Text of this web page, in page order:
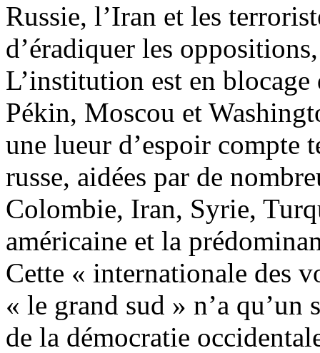
Russie, l’Iran et les
d’éradiquer les
L’institution est en
Pékin, Moscou et
une lueur d’espoir compte
russe, aidées par de
Colombie, Iran, Syrie,
américaine et la
Cette « internationale des
« le grand sud » n’a
de la démocratie